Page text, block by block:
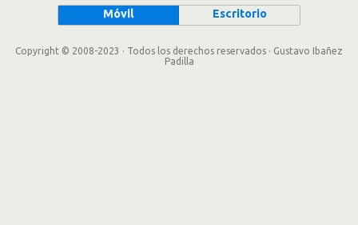
Móvil Escritorio
Copyright © 2008-2023 · Todos los derechos reservados · Gustavo Ibañez
Padilla